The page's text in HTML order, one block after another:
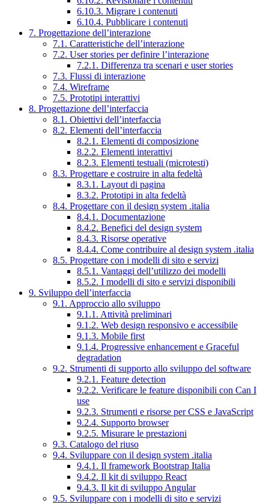
6.10.3. Migrare i contenuti
6.10.4. Pubblicare i contenuti
7. Progettazione dell’interazione
7.1. Caratteristiche dell’interazione
7.2. User stories per definire l’interazione
7.2.1. Differenza tra scenari e user stories
7.3. Flussi di interazione
7.4. Wireframe
7.5. Prototipi interattivi
8. Progettazione dell’interfaccia
8.1. Obiettivi dell’interfaccia
8.2. Elementi dell’interfaccia
8.2.1. Elementi di composizione
8.2.2. Elementi interattivi
8.2.3. Elementi testuali (microtesti)
8.3. Progettare e costruire in alta fedeltà
8.3.1. Layout di pagina
8.3.2. Prototipi in alta fedeltà
8.4. Progettare con il design system .italia
8.4.1. Documentazione
8.4.2. Benefici del design system
8.4.3. Risorse operative
8.4.4. Come contribuire al design system .italia
8.5. Progettare con i modelli di sito e servizi
8.5.1. Vantaggi dell’utilizzo dei modelli
8.5.2. I modelli di sito e servizi disponibili
9. Sviluppo dell’interfaccia
9.1. Approccio allo sviluppo
9.1.1. Attività preliminari
9.1.2. Web design responsivo e accessibile
9.1.3. Mobile first
9.1.4. Progressive enhancement e Graceful
degradation
9.2. Strumenti di supporto allo sviluppo del software
9.2.1. Feature detection
9.2.2. Verificare le feature disponibili con Can I
use
9.2.3. Strumenti e risorse per CSS e JavaScript
9.2.4. Supporto browser
9.2.5. Misurare le prestazioni
9.3. Catalogo del riuso
9.4. Sviluppare con il design system .italia
9.4.1. Il framework Bootstrap Italia
9.4.2. Il kit di sviluppo React
9.4.3. Il kit di sviluppo Angular
9.5. Sviluppare con i modelli di sito e servizi